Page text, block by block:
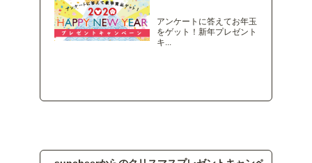
アンケートに答えてお年玉
をゲット！新年プレゼント
キ...